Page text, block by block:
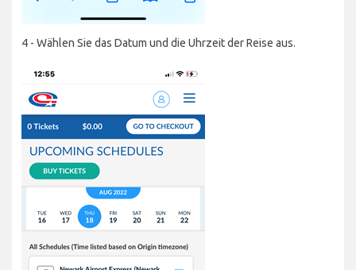
4 - Wählen Sie das Datum und die Uhrzeit der Reise aus.